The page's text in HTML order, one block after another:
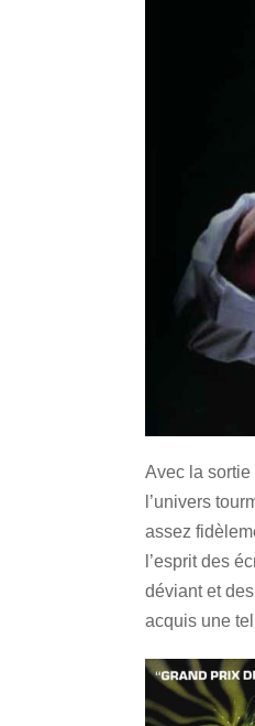
Avec la sortie
l’univers
assez
l’esprit des
déviant et
acquis une